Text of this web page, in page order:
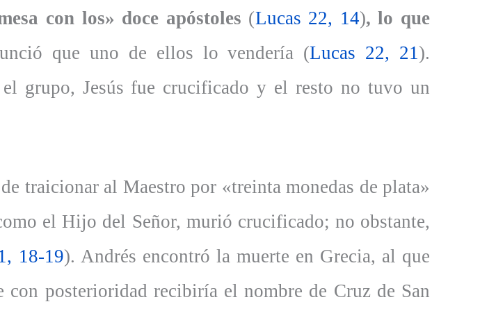
con los» doce apóstoles (Lucas 22, 14), lo que
que uno de ellos lo vendería (Lucas 22, 21 ).
el grupo, Jesús fue crucificado y el resto no tuvo un
traicionar al Maestro por «treinta monedas de plata»
el Hijo del Señor, murió crucificado; no obstante,
18-19). Andrés encontró la muerte en Grecia, al que
posterioridad recibiría el nombre de Cruz de San